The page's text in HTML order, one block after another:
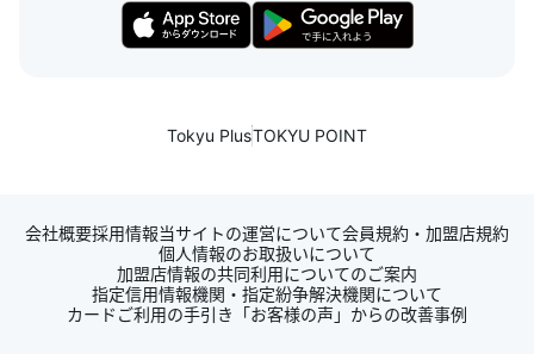
Tokyu PlusTOKYU POINT
会社概要採用情報当サイトの運営について会員規約・加盟店規約
個人情報のお取扱いについて
加盟店情報の共同利用についてのご案内
指定信用情報機関・指定紛争解決機関について
カードご利用の手引き
「お客様の声」からの改善事例